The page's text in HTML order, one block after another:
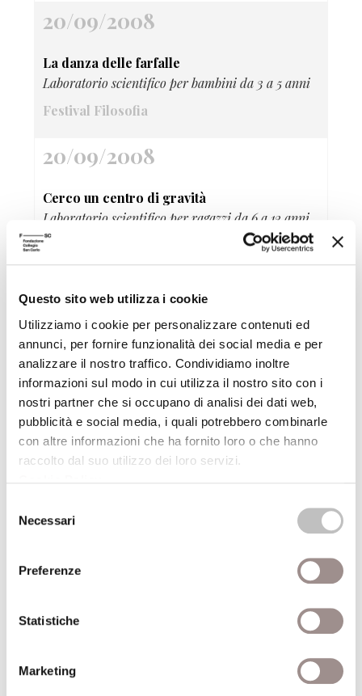
Questo sito web utilizza i cookie
Utilizziamo i cookie per personalizzare contenuti ed
annunci, per fornire funzionalità dei social media e per
analizzare il nostro traffico. Condividiamo inoltre
informazioni sul modo in cui utilizza il nostro sito con i
nostri partner che si occupano di analisi dei dati web,
pubblicità e social media, i quali potrebbero combinarle
con altre informazioni che ha fornito loro o che hanno
raccolto dal suo utilizzo dei loro servizi.
delNecessari
Preferenze
Statistiche
Marketing
20/09/2008
La danza delle farfalle
Laboratorio scientifico per bambini da 3 a 5 anni
Festival Filosofia
20/09/2008
Cerco un centro di gravità
Laboratorio scientifico per ragazzi da 6 a 12 anni
Festival Filosofia
20/09/2008
Compagnia Abbondanza/Bertoni Polis
Spettacolo di teatro-danza
Festival Filosofia
20/09/2008
metropoliTANA
20/09/2008
Il mare ..... in una stanza
Festival Filosofia